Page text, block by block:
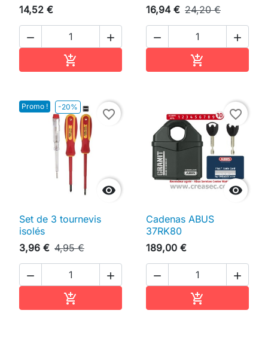
14,52 €
 

16,94 € 24,20 €
 

Promo ! -20%

favorite_border
Set de 3 tournevis
isolés
3,96 € 4,95 €
 


favorite_border
Cadenas ABUS
37RK80
189,00 €
 
